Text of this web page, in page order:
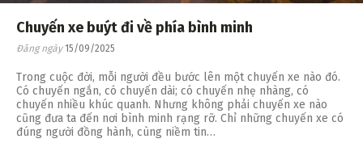
Chuyến xe buýt đi về phía bình minh
Đăng ngày15/09/2025
Trong cuộc đời, mỗi người đều bước lên một chuyến xe nào đó.
Có chuyến ngắn, có chuyến dài; có chuyến nhẹ nhàng, có
chuyến nhiều khúc quanh. Nhưng không phải chuyến xe nào
cũng đưa ta đến nơi bình minh rạng rỡ. Chỉ những chuyến xe có
đúng người đồng hành, cùng niềm tin…